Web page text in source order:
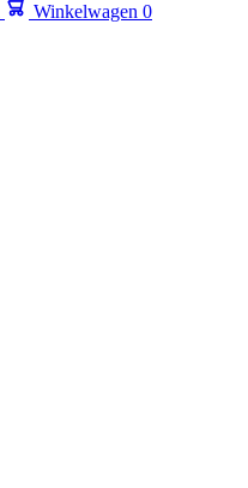
Winkelwagen 0